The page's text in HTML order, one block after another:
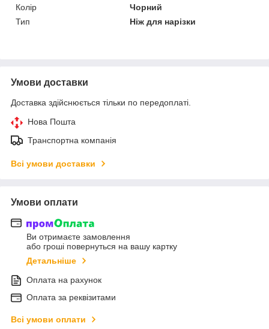
Колір
Чорний
Тип
Ніж для нарізки
Умови доставки
Доставка здійснюється тільки по передоплаті.
Нова Пошта
Транспортна компанія
Всі умови доставки
Умови оплати
Ви отримаєте замовлення
або гроші повернуться на вашу картку
Детальніше
Оплата на рахунок
Оплата за реквізитами
Всі умови оплати